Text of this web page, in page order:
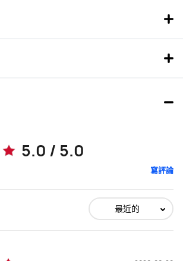
5.0 / 5.0
寫評論
最近的